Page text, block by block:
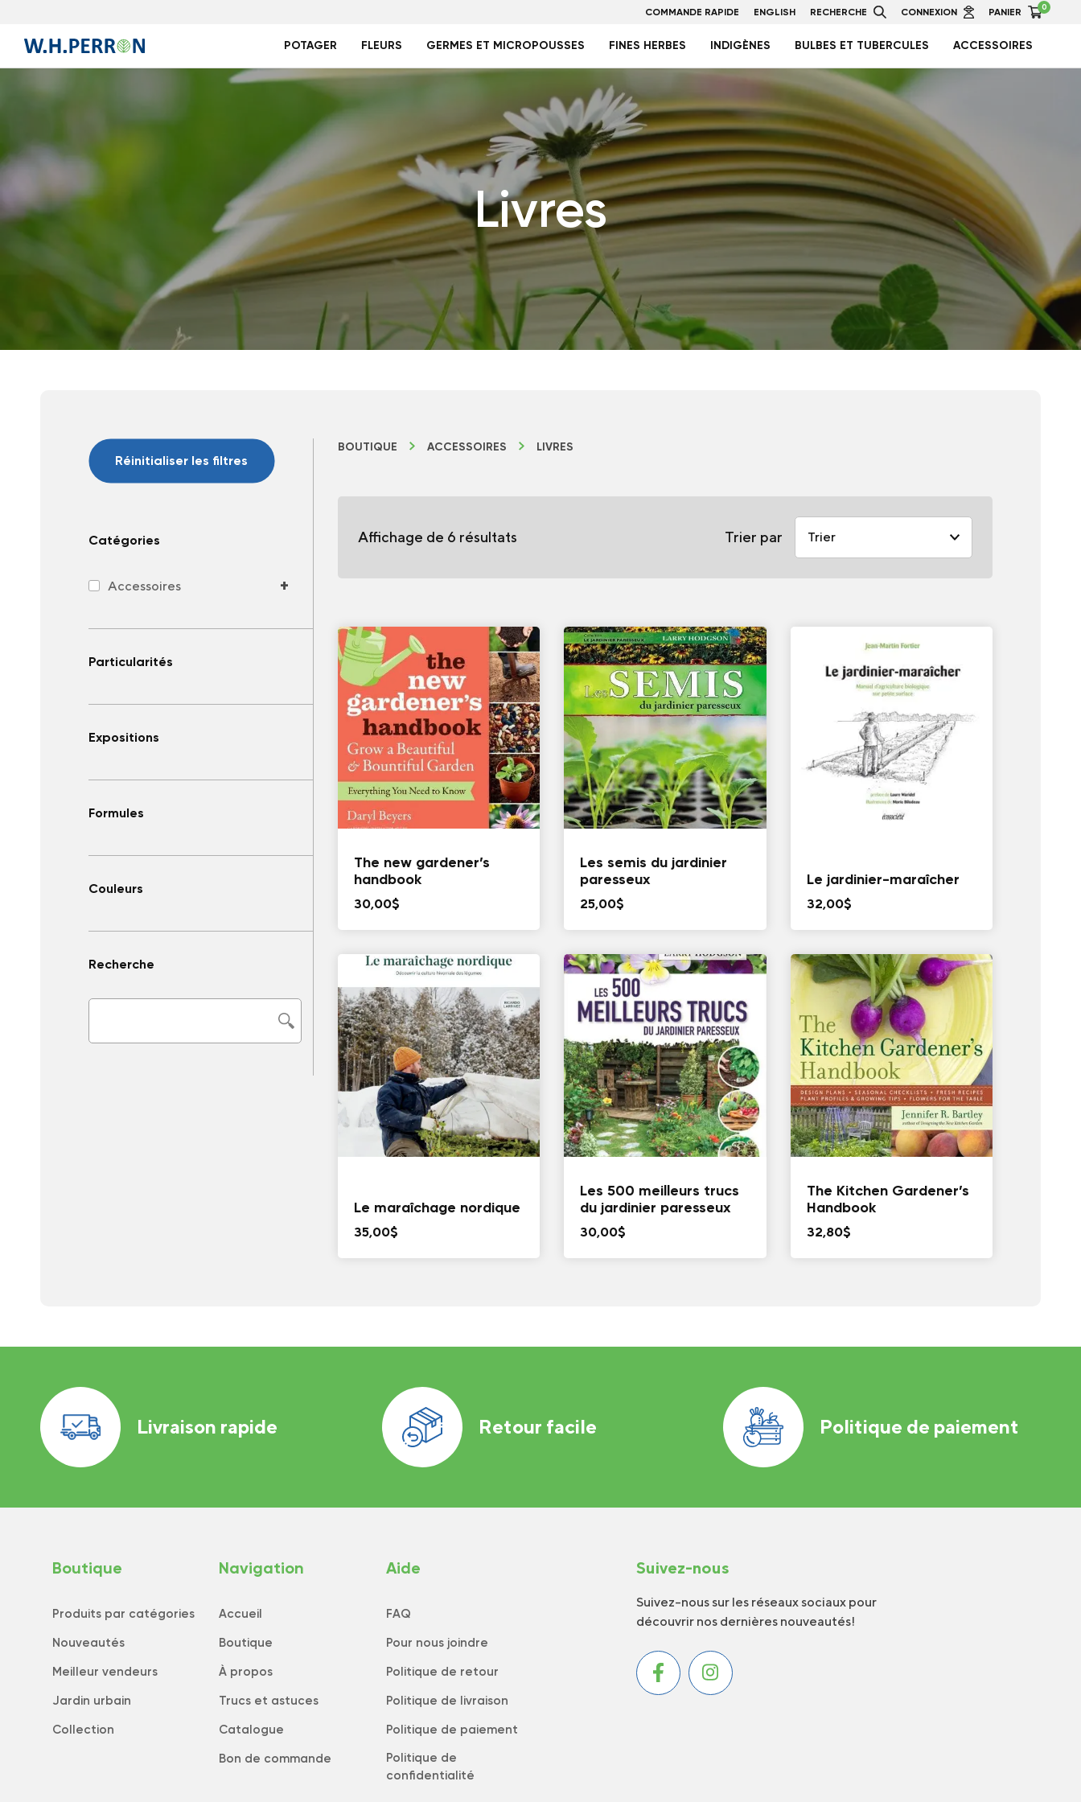
COMMANDE RAPIDE ENGLISH RECHERCHE CONNEXION PANIER 0
POTAGER FLEURS GERMES ET MICROPOUSSES FINES HERBES INDIGÈNES BULBES ET TUBERCULES ACCESSOIRES
Livres
Réinitialiser les filtres
Catégories
Accessoires +
Particularités
Expositions
Formules
Couleurs
Recherche
BOUTIQUE ACCESSOIRES LIVRES
Affichage de 6 résultats Trier par
The new gardener’s
handbook
30,00$
Les semis du jardinier
paresseux
25,00$
Le jardinier-maraîcher
32,00$
Le maraîchage nordique
35,00$
Les 500 meilleurs trucs
du jardinier paresseux
30,00$
The Kitchen Gardener’s
Handbook
32,80$
Livraison rapide Retour facile Politique de paiement
Boutique
Produits par catégories
Nouveautés
Meilleur vendeurs
Jardin urbain
Collection
Navigation
Accueil
Boutique
À propos
Trucs et astuces
Catalogue
Bon de commande
Aide
FAQ
Pour nous joindre
Politique de retour
Politique de livraison
Politique de paiement
Politique de
confidentialité
Suivez-nous
Suivez-nous sur les réseaux sociaux pour
découvrir nos dernières nouveautés!